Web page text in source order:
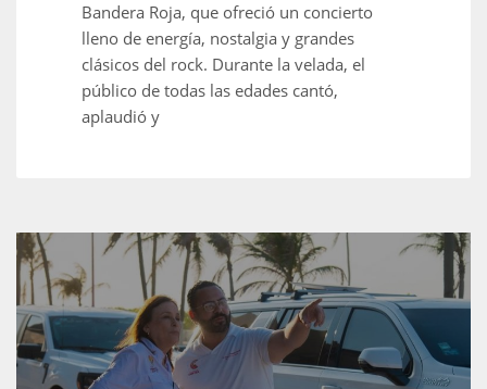
Bandera Roja, que ofreció un concierto
lleno de energía, nostalgia y grandes
clásicos del rock. Durante la velada, el
público de todas las edades cantó,
aplaudió y